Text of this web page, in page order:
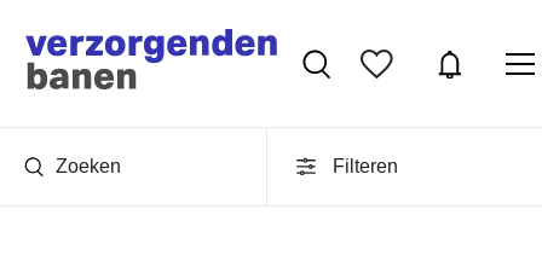
Zoeken Filteren